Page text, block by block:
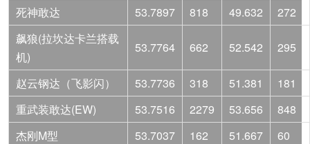
死神敢达
53.7897 818 49.632
272
飙狼(拉坎达卡兰搭载
机)
53.7764 662 52.542 295
赵云钢达（飞影闪） 53.7736 318 51.381
181
重武装敢达(EW)
53.7516 2279 53.656
848
杰刚M型
53.7037 162 51.667
60